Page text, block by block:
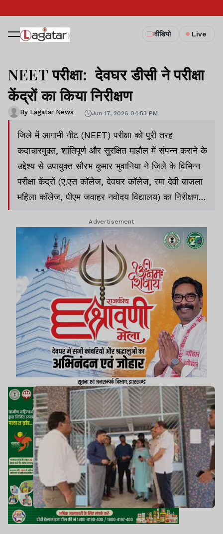
वीडियो Live
NEET परीक्षा: देवघर डीसी ने परीक्षा
केंद्रों का किया निरीक्षण
By Lagatar News Jun 17, 2026 04:53 PM
जिले में आगामी नीट (NEET) परीक्षा को पूरी तरह
कदाचारमुक्त, शांतिपूर्ण और सुरक्षित माहौल में संपन्न कराने के
उद्देश्य से उपायुक्त सौरभ कुमार भुवानिया ने जिले के विभिन्न
परीक्षा केंद्रों (ए.एस कॉलेज, देवघर कॉलेज, रमा देवी बाजला
महिला कॉलेज, पीएम जवाहर नवोदय विद्यालय) का निरीक्षण
Advertisement